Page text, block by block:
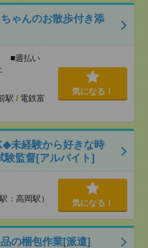
ゃんのお散歩付き添
■週払い
駅 / 電鉄富
気になる！
未経験から好きな時
監督[アルバイト]
：高岡駅） 気になる！
の梱包作業[派遣]